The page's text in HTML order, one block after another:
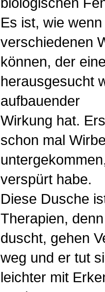
Es ist, wie
verschiedenen
können, der
herausgesucht
aufbauender
Wirkung hat.
schon mal
verspürt habe.
Diese Dusche
Therapien,
duscht, gehen
weg und er tut
leichter mit